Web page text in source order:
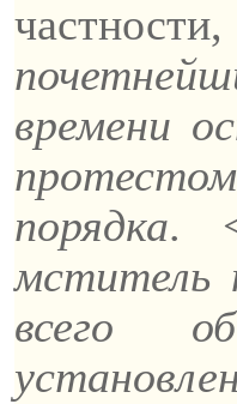
времени
порядка.
мститель
всего